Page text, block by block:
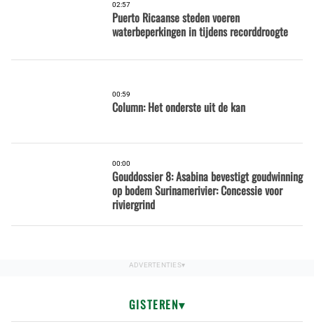
02:57
Puerto Ricaanse steden voeren
waterbeperkingen in tijdens recorddroogte
00:59
Column: Het onderste uit de kan
00:00
Gouddossier 8: Asabina bevestigt goudwinning
op bodem Surinamerivier: Concessie voor
riviergrind
GISTEREN